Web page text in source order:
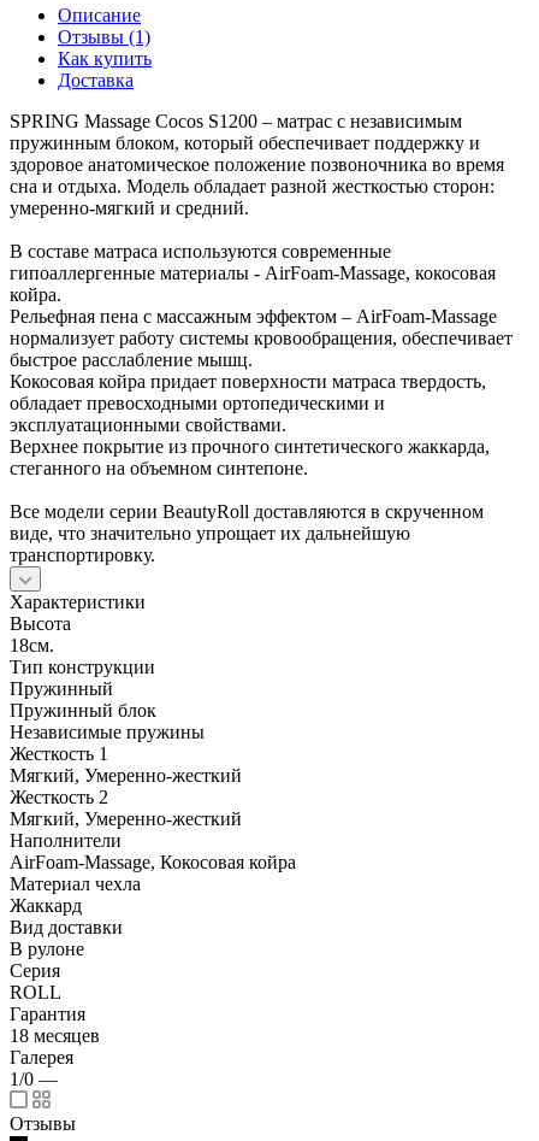
Описание
Отзывы (1)
Как купить
Доставка
SPRING Massage Cocos S1200 – матрас с независимым
пружинным блоком, который обеспечивает поддержку и
здоровое анатомическое положение позвоночника во время
сна и отдыха. Модель обладает разной жесткостью сторон:
умеренно-мягкий и средний.
В составе матраса используются современные
гипоаллергенные материалы - AirFoam-Massage, кокосовая
койра.
Рельефная пена с массажным эффектом – AirFoam-Massage
нормализует работу системы кровообращения, обеспечивает
быстрое расслабление мышц.
Кокосовая койра придает поверхности матраса твердость,
обладает превосходными ортопедическими и
эксплуатационными свойствами.
Верхнее покрытие из прочного синтетического жаккарда,
стеганного на объемном синтепоне.
Все модели серии BeautyRoll доставляются в скрученном
виде, что значительно упрощает их дальнейшую
транспортировку.
Характеристики
Высота
18см.
Тип конструкции
Пружинный
Пружинный блок
Независимые пружины
Жесткость 1
Мягкий, Умеренно-жесткий
Жесткость 2
Мягкий, Умеренно-жесткий
Наполнители
AirFoam-Massage, Кокосовая койра
Материал чехла
Жаккард
Вид доставки
В рулоне
Серия
ROLL
Гарантия
18 месяцев
Галерея
1/0 —
Отзывы